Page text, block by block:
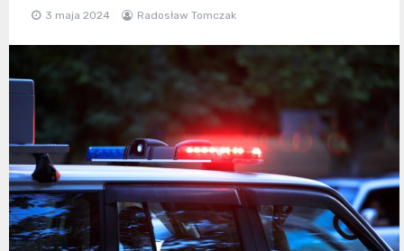
3 maja 2024 Radosław Tomczak